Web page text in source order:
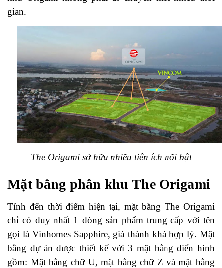
gian.
The Origami sở hữu nhiều tiện ích nổi bật
Mặt bằng phân khu The Origami
Tính đến thời điểm hiện tại, mặt bằng The Origami
chỉ có duy nhất 1 dòng sản phẩm trung cấp với tên
gọi là Vinhomes Sapphire, giá thành khá hợp lý. Mặt
bằng dự án được thiết kế với 3 mặt bằng điển hình
gồm: Mặt bằng chữ U, mặt bằng chữ Z và mặt bằng